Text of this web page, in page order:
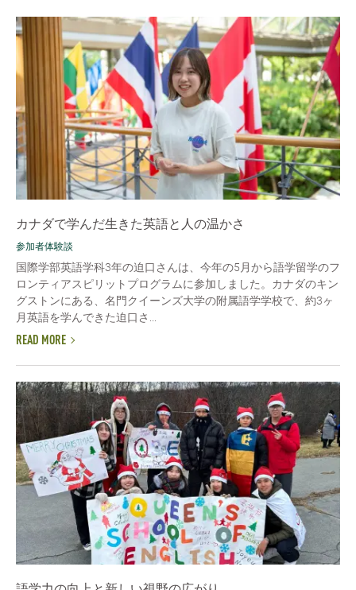
カナダで学んだ生きた英語と人の温かさ
参加者体験談
国際学部英語学科3年の迫口さんは、今年の5月から語学留学のフ
ロンティアスピリットプログラムに参加しました。カナダのキン
グストンにある、名門クイーンズ大学の附属語学学校で、約3ヶ
月英語を学んできた迫口さ...
READ MORE